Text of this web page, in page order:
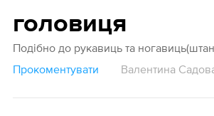
головиця
Подібно до рукавиць та
Прокоментувати
Валентина